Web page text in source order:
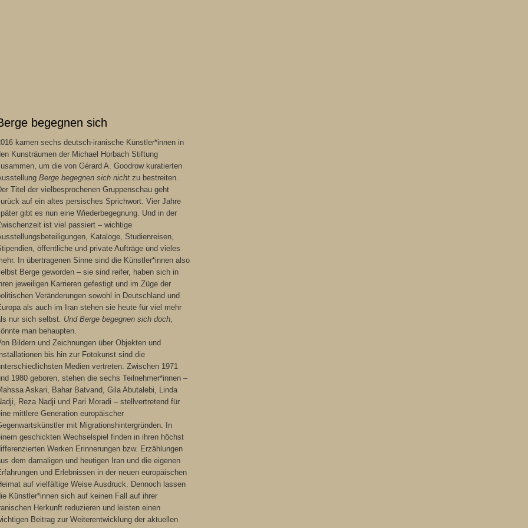
begegnen sich
kamen sechs deutsch-iranische Künstler*innen in
Kunsträumen der Michael Horbach Stiftung
um die von Gérard A. Goodrow kuratierten
Berge begegnen sich nicht zu bestreiten.
Titel der vielbesprochenen Gruppenschau geht
auf ein altes persisches Sprichwort. Vier Jahre
gibt es nun eine Wiederbegegnung. Und in der
ist viel passiert – wichtige
Kataloge, Studienreisen,
öffentliche und private Aufträge und vieles
In übertragenen Sinne sind die Künstler*innen also
Berge geworden – sie sind reifer, haben sich in
jeweiligen Karrieren gefestigt und im Züge der
Veränderungen sowohl in Deutschland und
als auch im Iran stehen sie heute für viel mehr
nur sich selbst. Und Berge begegnen sich doch,
man behaupten.
Bildern und Zeichnungen über Objekten und
Installationen bis hin zur Fotokunst sind die
Medien vertreten. Zwischen 1971
1980 geboren, stehen die sechs Teilnehmer*innen –
Askari, Bahar Batvand, Gila Abutalebi, Linda
Reza Nadji und Pari Moradi – stellvertretend für
mittlere Generation europäischer
mit Migrationshintergründen. In
geschickten Wechselspiel finden in ihren höchst
Werken Erinnerungen bzw. Erzählungen
dem damaligen und heutigen Iran und die eigenen
und Erlebnissen in der neuen europäischen
auf vielfältige Weise Ausdruck. Dennoch lassen
Künstler*innen sich auf keinen Fall auf ihrer
Herkunft reduzieren und leisten einen
Beitrag zur Weiterentwicklung der aktuellen